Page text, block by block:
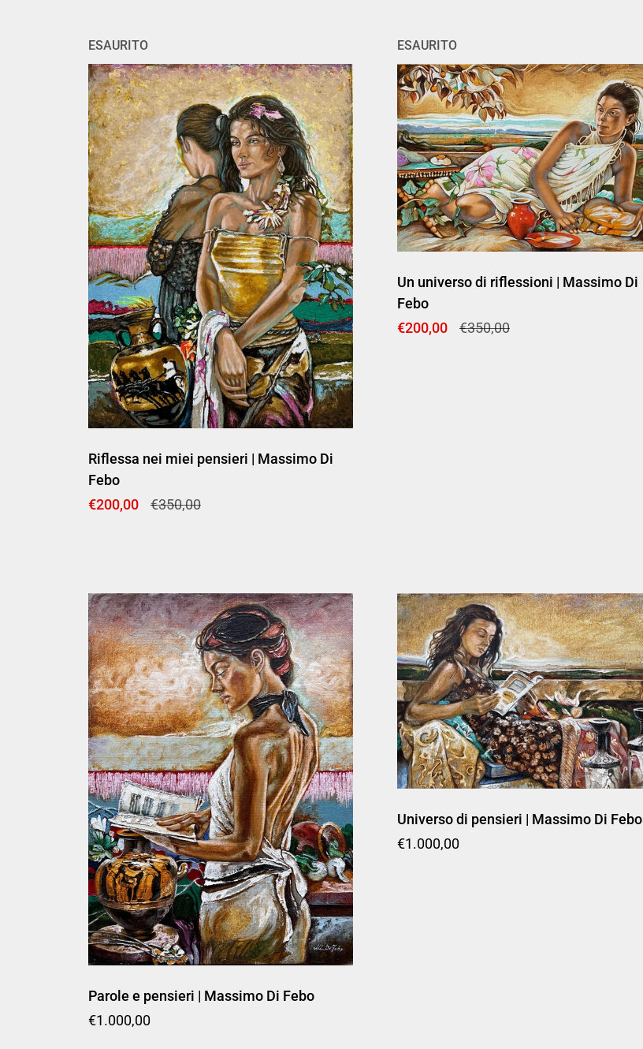
ESAURITO
Riflessa nei miei pensieri | Massimo Di
Febo
Prezzo di listino
€200,00 Prezzo di vendita
€350,00
ESAURITO
Un universo di riflessioni | Massimo Di
Febo
Prezzo di listino
€200,00 Prezzo di vendita
€350,00
Parole e pensieri | Massimo Di Febo
Prezzo di listino
€1.000,00
Universo di pensieri | Massimo Di Febo
Prezzo di listino
€1.000,00